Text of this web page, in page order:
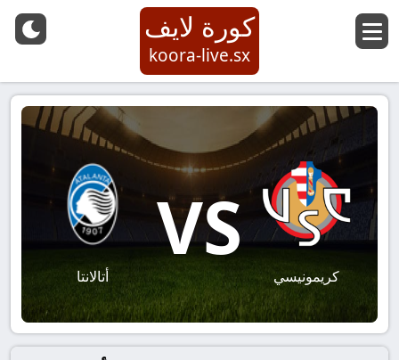
كورة لايف
koora-live.sx
كريمونيسي
VS
أتالانتا